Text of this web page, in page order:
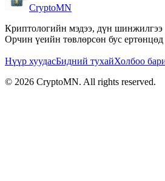
CryptoMN
Криптологийн мэдээ, дүн шинжилгээ
Орчин үеийн төвлөрсөн бус ертөнцөд
Нүүр хуудасБидний тухайХолбоо
© 2026 CryptoMN. All rights reserved.